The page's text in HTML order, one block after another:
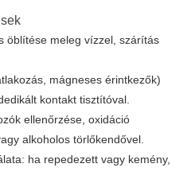
öblítése meleg vízzel, szárítás
mágneses érintkezők)
kontakt tisztítóval.
ellenőrzése, oxidáció
alkoholos törlőkendővel.
ha repedezett vagy kemény,